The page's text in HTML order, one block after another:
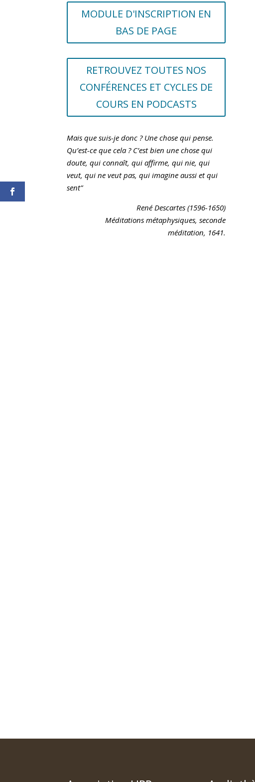
MODULE D'INSCRIPTION EN
BAS DE PAGE
RETROUVEZ TOUTES NOS
CONFÉRENCES ET CYCLES DE
COURS EN PODCASTS
Mais que suis-je donc ? Une chose qui pense.
Qu’est-ce que cela ? C’est bien une chose qui
doute, qui connaît, qui affirme, qui nie, qui
veut, qui ne veut pas, qui imagine aussi et qui
sent”
René Descartes (1596-1650)
Méditations métaphysiques,seconde
méditation, 1641.